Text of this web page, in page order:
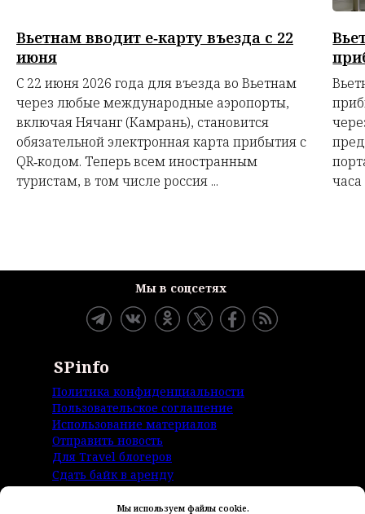
Мы используем файлы cookie.
Вьетнам вводит е‑карту въезда с 22
июня
С 22 июня 2026 года для въезда во Вьетнам
через любые международные аэропорты,
включая Нячанг (Камрань), становится
обязательной электронная карта прибытия с
QR‑кодом. Теперь всем иностранным
туристам, в том числе россия ...
SPinfo
Мы в соцсетях
Политика конфиденциальности
Отправить новость
Для Travel блогеров
Сдать байк в аренду
Использование материалов
Пользовательское соглашение